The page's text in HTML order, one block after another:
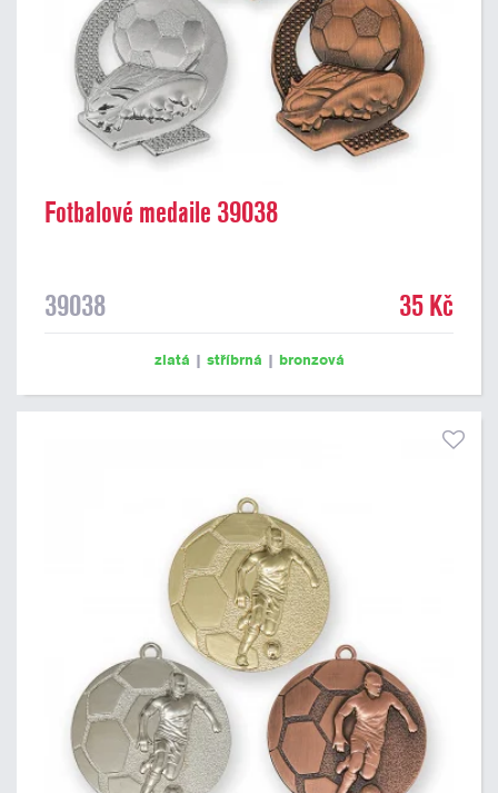
Fotbalové medaile 39038
39038 35 Kč
zlatá | stříbrná | bronzová